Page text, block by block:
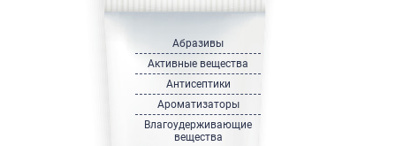
Абразивы
Активные вещества
Антисептики
Ароматизаторы
Влагоудерживающие
вещества